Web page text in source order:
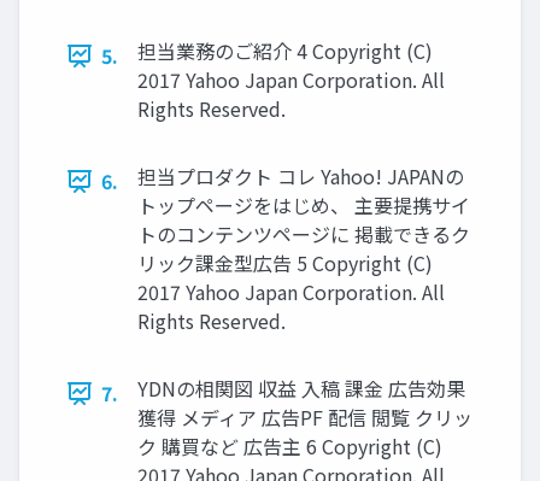
5.
担当業務のご紹介 4 Copyright (C)
2017 Yahoo Japan Corporation. All
Rights Reserved.
6.
担当プロダクト コレ Yahoo! JAPANの
トップページをはじめ、 主要提携サイ
トのコンテンツページに 掲載できるク
リック課金型広告 5 Copyright (C)
2017 Yahoo Japan Corporation. All
Rights Reserved.
7.
YDNの相関図 収益 入稿 課金 広告効果
獲得 メディア 広告PF 配信 閲覧 クリッ
ク 購買など 広告主 6 Copyright (C)